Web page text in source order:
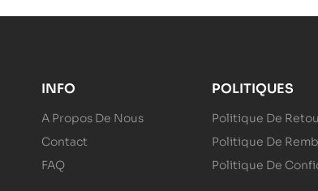
INFO
A Propos De Nous
Contact
FAQ
POLITIQUES
Politique De
Politique De
Politique De